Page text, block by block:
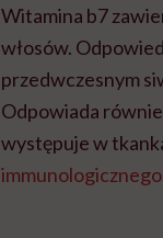
Witamina b7
włosów.
przedwczesnym
Odpowiada
występuje w
immunologicznego